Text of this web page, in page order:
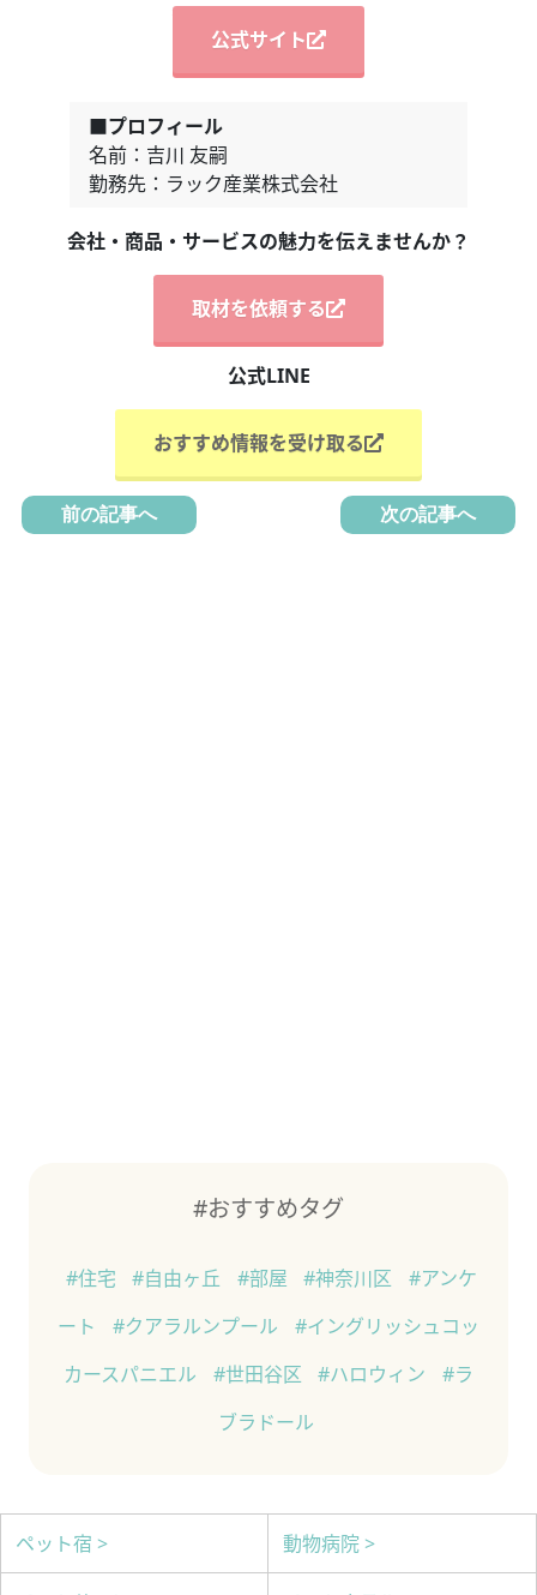
公式サイト
■プロフィール
名前：吉川 友嗣
勤務先：ラック産業株式会社
会社・商品・サービスの魅力を伝えませんか？
取材を依頼する
公式LINE
おすすめ情報を受け取る
前の記事へ 次の記事へ
#おすすめタグ
#住宅 #自由ヶ丘 #部屋 #神奈川区
#アンケ
ート
#クアラルンプール
#イングリッシュコッ
カースパニエル
#世田谷区 #ハロウィン
#ラ
ブラドール
ペット宿 > 動物病院 >